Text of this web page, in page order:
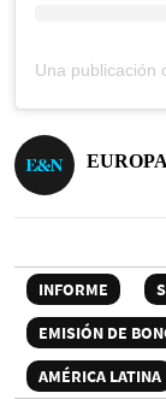
INFORME
EMISIÓN DE
AMÉRICA LATINA